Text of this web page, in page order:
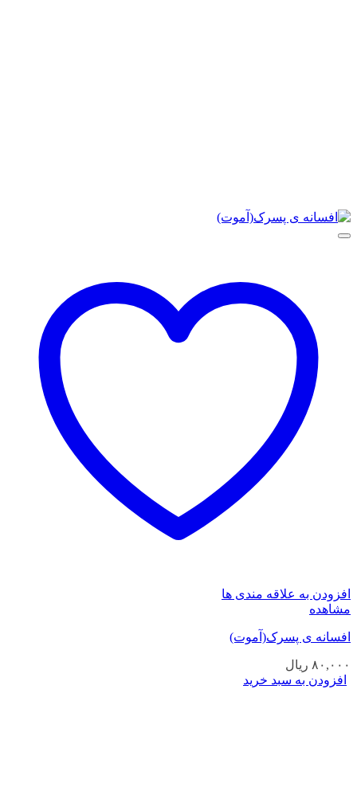
افزودن به علاقه مندی ها
مشاهده
افسانه ی پسرک(آموت)
۸۰,۰۰۰ ریال
افزودن به سبد خرید